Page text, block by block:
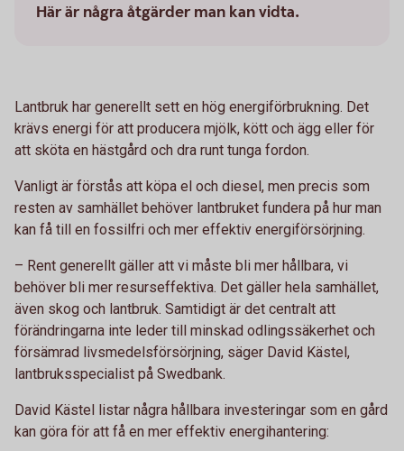
Här är några åtgärder man kan vidta.
Lantbruk har generellt sett en hög energiförbrukning. Det
krävs energi för att producera mjölk, kött och ägg eller för
att sköta en hästgård och dra runt tunga fordon.
Vanligt är förstås att köpa el och diesel, men precis som
resten av samhället behöver lantbruket fundera på hur man
kan få till en fossilfri och mer effektiv energiförsörjning.
– Rent generellt gäller att vi måste bli mer hållbara, vi
behöver bli mer resurseffektiva. Det gäller hela samhället,
även skog och lantbruk. Samtidigt är det centralt att
förändringarna inte leder till minskad odlingssäkerhet och
försämrad livsmedelsförsörjning, säger David Kästel,
lantbruksspecialist på Swedbank.
David Kästel listar några hållbara investeringar som en gård
kan göra för att få en mer effektiv energihantering: